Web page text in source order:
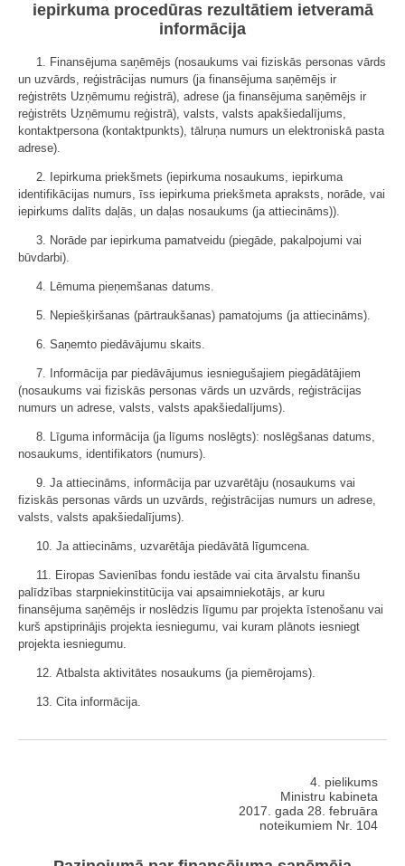
iepirkuma procedūras rezultātiem ietveramā
informācija
1. Finansējuma saņēmējs (nosaukums vai fiziskās personas vārds
un uzvārds, reģistrācijas numurs (ja finansējuma saņēmējs ir
reģistrēts Uzņēmumu reģistrā), adrese (ja finansējuma saņēmējs ir
reģistrēts Uzņēmumu reģistrā), valsts, valsts apakšiedalījums,
kontaktpersona (kontaktpunkts), tālruņa numurs un elektroniskā pasta
adrese).
2. Iepirkuma priekšmets (iepirkuma nosaukums, iepirkuma
identifikācijas numurs, īss iepirkuma priekšmeta apraksts, norāde, vai
iepirkums dalīts daļās, un daļas nosaukums (ja attiecināms)).
3. Norāde par iepirkuma pamatveidu (piegāde, pakalpojumi vai
būvdarbi).
4. Lēmuma pieņemšanas datums.
5. Nepiešķiršanas (pārtraukšanas) pamatojums (ja attiecināms).
6. Saņemto piedāvājumu skaits.
7. Informācija par piedāvājumus iesniegušajiem piegādātājiem
(nosaukums vai fiziskās personas vārds un uzvārds, reģistrācijas
numurs un adrese, valsts, valsts apakšiedalījums).
8. Līguma informācija (ja līgums noslēgts): noslēgšanas datums,
nosaukums, identifikators (numurs).
9. Ja attiecināms, informācija par uzvarētāju (nosaukums vai
fiziskās personas vārds un uzvārds, reģistrācijas numurs un adrese,
valsts, valsts apakšiedalījums).
10. Ja attiecināms, uzvarētāja piedāvātā līgumcena.
11. Eiropas Savienības fondu iestāde vai cita ārvalstu finanšu
palīdzības starpniekinstitūcija vai apsaimniekotājs, ar kuru
finansējuma saņēmējs ir noslēdzis līgumu par projekta īstenošanu vai
kurš apstiprinājis projekta iesniegumu, vai kuram plānots iesniegt
projekta iesniegumu.
12. Atbalsta aktivitātes nosaukums (ja piemērojams).
13. Cita informācija.
4. pielikums
Ministru kabineta
2017. gada 28. februāra
noteikumiem Nr. 104